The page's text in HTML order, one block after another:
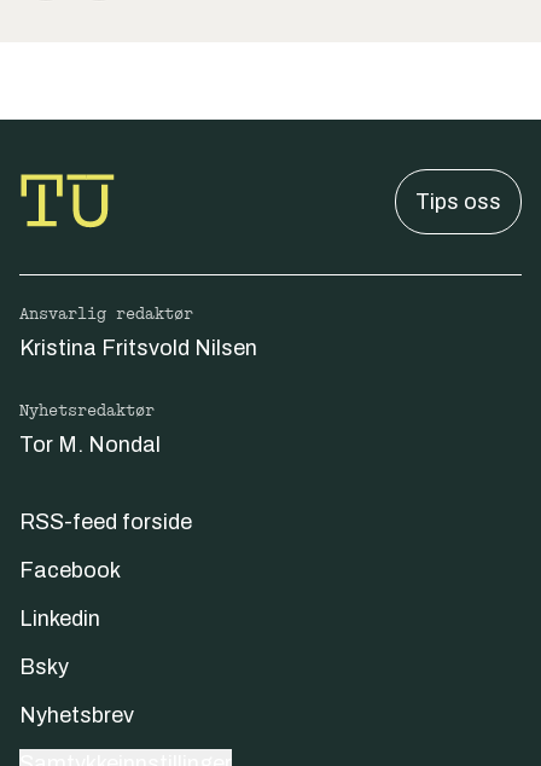
Tips oss
Ansvarlig redaktør
Kristina Fritsvold Nilsen
Nyhetsredaktør
Tor M. Nondal
RSS-feed forside
Facebook
Linkedin
Bsky
Nyhetsbrev